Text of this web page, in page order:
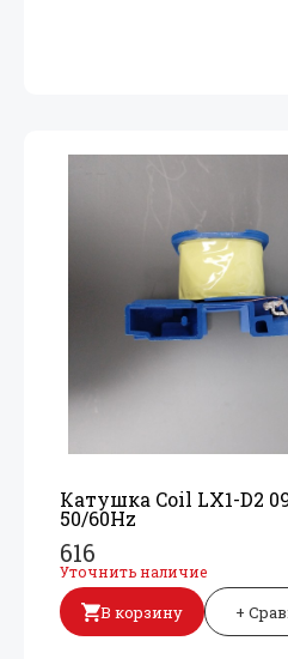
Катушка Coil LX1-D2
50/60Hz
616
Уточнить наличие
В корзину +